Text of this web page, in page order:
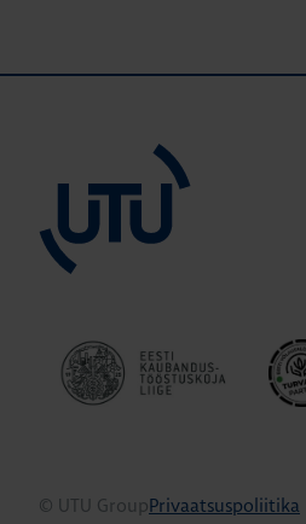
© UTU GroupPrivaatsuspoliitika